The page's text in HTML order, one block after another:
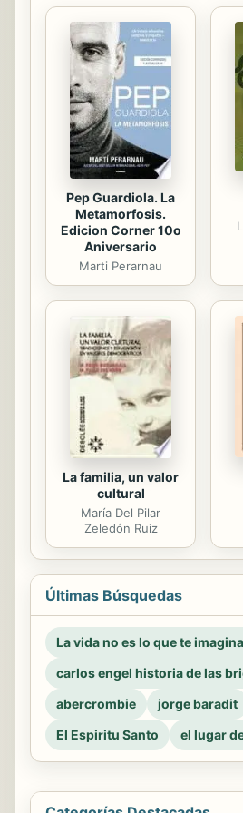
resalta las
la escritura
busqueda de la
historia en la
y la mujer. Su
realismo que
mexicana de...
Pep Guardiola. La
Metamorfosis.
Edicion Corner 10o
Aniversario
Marti Perarnau
La familia, un valor
cultural
María Del Pilar
Zeledón Ruiz
Últimas Búsquedas
La vida no es lo que te
carlos engel historia de las
abercrombie
jorge baradit
El Espiritu Santo
el lugar